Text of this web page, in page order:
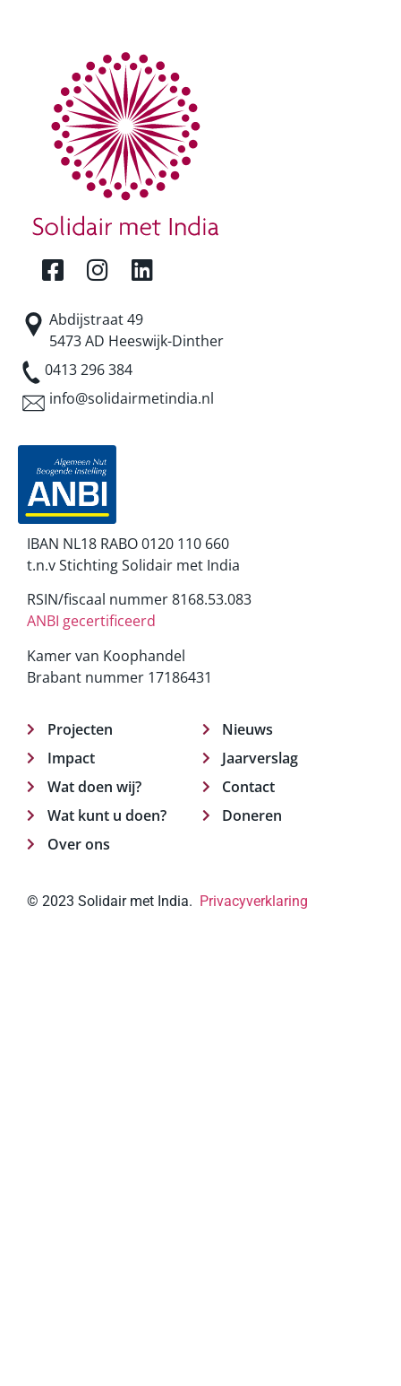
Abdijstraat 49
5473 AD Heeswijk-Dinther
0413 296 384
info@solidairmetindia.nl
IBAN NL18 RABO 0120 110 660
t.n.v Stichting Solidair met India
RSIN/fiscaal nummer 8168.53.083
ANBI gecertificeerd
Kamer van Koophandel
Brabant nummer 17186431
Projecten
Impact
Wat doen wij?
Wat kunt u doen?
Over ons
Nieuws
Jaarverslag
Contact
Doneren
© 2023 Solidair met India. Privacyverklaring